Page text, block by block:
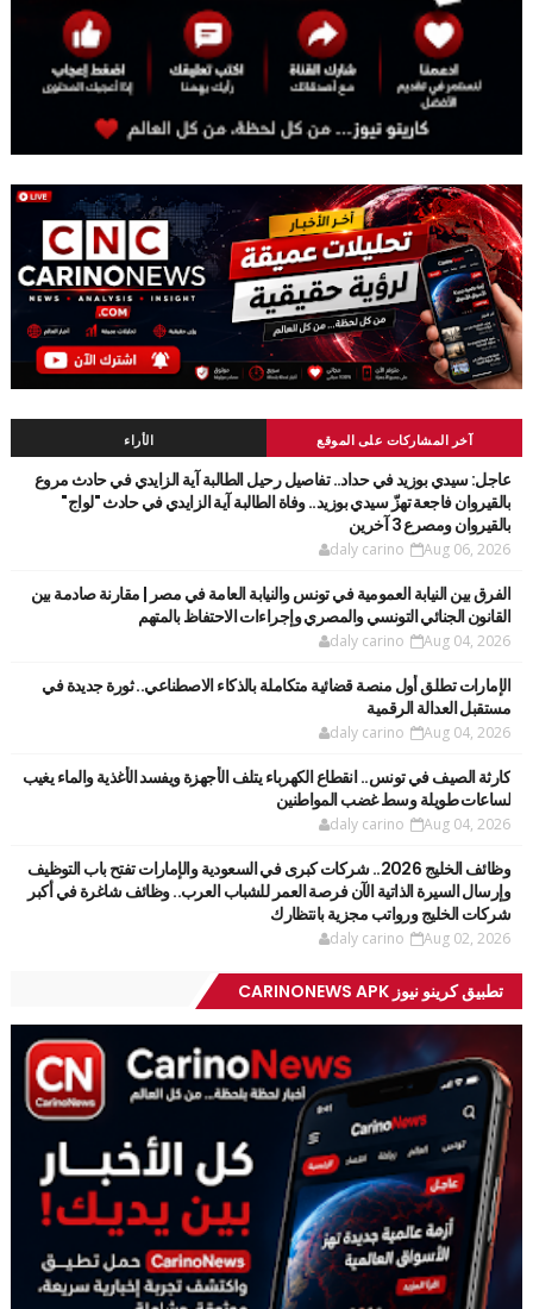
آخر المشاركات على الموقع الأراء
عاجل: سيدي بوزيد في حداد.. تفاصيل رحيل الطالبة آية الزايدي في حادث مروع
بالقيروان فاجعة تهزّ سيدي بوزيد.. وفاة الطالبة آية الزايدي في حادث "لواج"
بالقيروان ومصرع 3 آخرين
daly carino Aug 06, 2026
الفرق بين النيابة العمومية في تونس والنيابة العامة في مصر | مقارنة صادمة بين
القانون الجنائي التونسي والمصري وإجراءات الاحتفاظ بالمتهم
daly carino Aug 04, 2026
الإمارات تطلق أول منصة قضائية متكاملة بالذكاء الاصطناعي.. ثورة جديدة في
مستقبل العدالة الرقمية
daly carino Aug 04, 2026
كارثة الصيف في تونس.. انقطاع الكهرباء يتلف الأجهزة ويفسد الأغذية والماء يغيب
لساعات طويلة وسط غضب المواطنين
daly carino Aug 04, 2026
وظائف الخليج 2026.. شركات كبرى في السعودية والإمارات تفتح باب التوظيف
وإرسال السيرة الذاتية الآن فرصة العمر للشباب العرب.. وظائف شاغرة في أكبر
شركات الخليج ورواتب مجزية بانتظارك
daly carino Aug 02, 2026
تطبيق كرينو نيوز CARINONEWS APK